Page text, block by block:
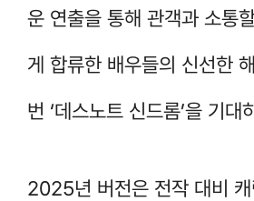
운 연출을 통해 관객과 소통
게 합류한 배우들의 신선한
번 ‘데스노트 신드롬’을 기대
2025년 버전은 전작 대비